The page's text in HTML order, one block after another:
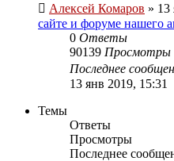
Алексей Комаров » 13
сайте и форуме нашего
0 Ответы
90139 Просмотры
Последнее
13 янв 2019, 15:31
Темы
Ответы
Просмотры
Последнее